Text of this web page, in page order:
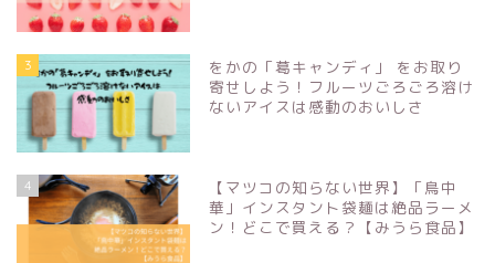
3
をかの「葛キャンディ」 をお取り
寄せしよう！フルーツごろごろ溶け
ないアイスは感動のおいしさ
4
【マツコの知らない世界】「鳥中
華」インスタント袋麺は絶品ラーメ
ン！どこで買える？【みうら食品】